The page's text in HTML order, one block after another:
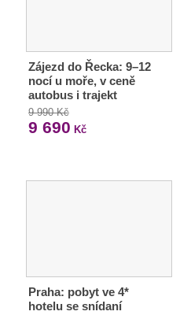
Zájezd do Řecka: 9–12
nocí u moře, v ceně
autobus i trajekt
9 990 Kč
9 690 Kč
Praha: pobyt ve 4*
hotelu se snídaní